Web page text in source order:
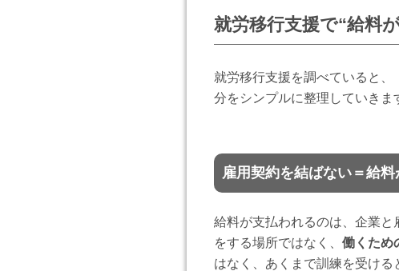
就労移行支援で“給料
就労移行支援を調べていると
分をシンプルに整理していきま
雇用契約を結ばない＝給
給料が支払われるのは、企業と
をする場所ではなく、 働くため
はなく、あくまで訓練を受ける